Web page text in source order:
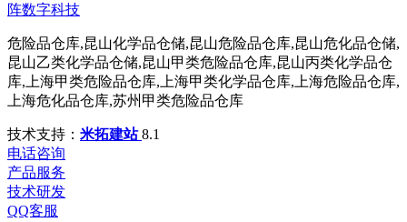
阵数字科技
危险品仓库,昆山化学品仓储,昆山危险品仓库,昆山危化品仓储,
昆山乙类化学品仓储,昆山甲类危险品仓库,昆山丙类化学品仓
库,上海甲类危险品仓库,上海甲类化学品仓库,上海危险品仓库,
上海危化品仓库,苏州甲类危险品仓库
技术支持： 米拓建站8.1
电话咨询
产品服务
技术研发
QQ客服